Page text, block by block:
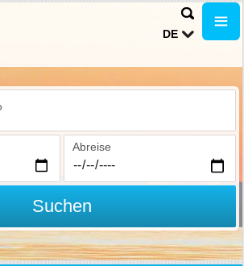
DE
Abreise
Suchen